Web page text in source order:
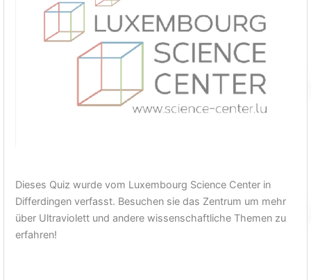
Dieses Quiz wurde vom Luxembourg Science Center in
Differdingen verfasst. Besuchen sie das Zentrum um mehr
über Ultraviolett und andere wissenschaftliche Themen zu
erfahren!